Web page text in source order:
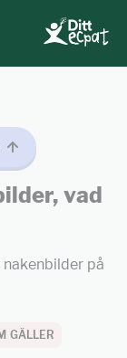
vad
på
GÄLLER